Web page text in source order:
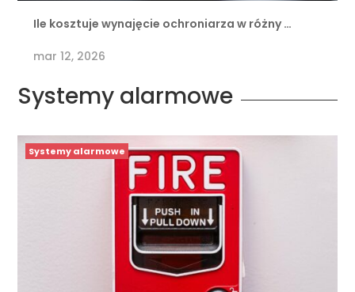
Ile kosztuje wynajęcie ochroniarza w różny …
mar 12, 2026
Systemy alarmowe
Systemy alarmowe